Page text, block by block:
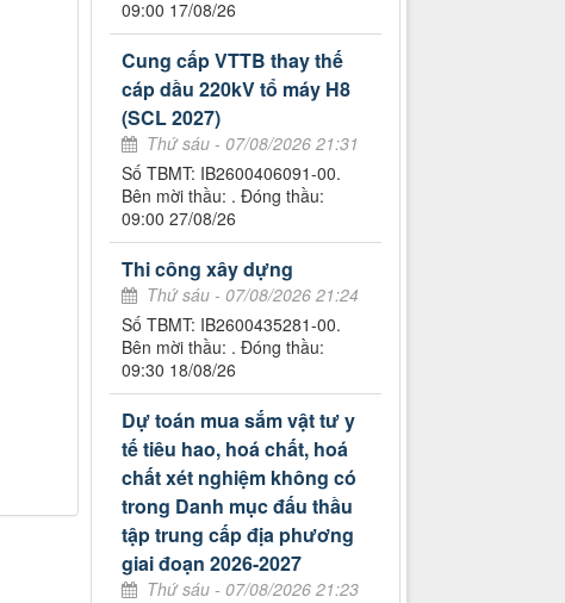
09:00 17/08/26
Cung cấp VTTB thay thế
cáp dầu 220kV tổ máy H8
(SCL 2027)
Thứ sáu - 07/08/2026 21:31
Số TBMT: IB2600406091-00.
Bên mời thầu: . Đóng thầu:
09:00 27/08/26
Thi công xây dựng
Thứ sáu - 07/08/2026 21:24
Số TBMT: IB2600435281-00.
Bên mời thầu: . Đóng thầu:
09:30 18/08/26
Dự toán mua sắm vật tư y
tế tiêu hao, hoá chất, hoá
chất xét nghiệm không có
trong Danh mục đấu thầu
tập trung cấp địa phương
giai đoạn 2026-2027
Thứ sáu - 07/08/2026 21:23